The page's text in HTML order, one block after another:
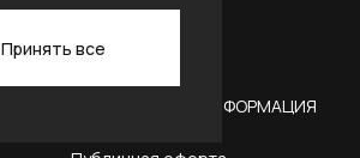
ЮРИДИЧЕСКАЯ ИНФОРМАЦИЯ
Принять все